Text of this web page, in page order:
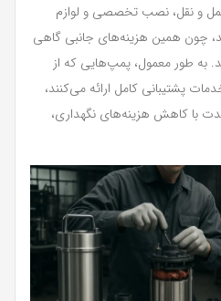
حمل و نقل، نصب تخصصی و لوازم
چون همین هزینه‌های جانبی گاهی
به طور معمول، پمپ‌هایی که از
پشتیبانی کامل ارائه می‌کنند،
با کاهش هزینه‌های نگهداری،